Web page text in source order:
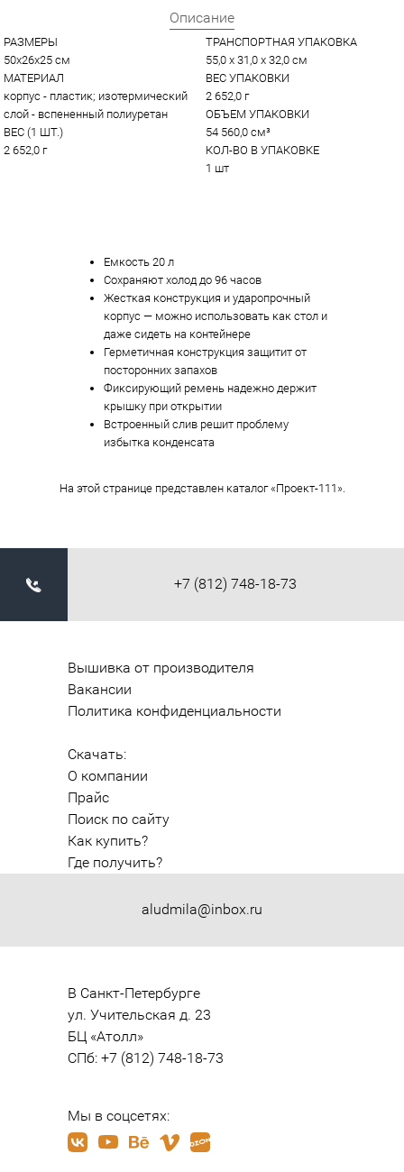
Описание
РАЗМЕРЫ
50х26х25 см
МАТЕРИАЛ
корпус - пластик; изотермический
слой - вспененный полиуретан
ВЕС (1 ШТ.)
2 652,0 г
ТРАНСПОРТНАЯ УПАКОВКА
55,0 x 31,0 x 32,0 см
ВЕС УПАКОВКИ
2 652,0 г
ОБЪЕМ УПАКОВКИ
54 560,0 см³
КОЛ-ВО В УПАКОВКЕ
1 шт
Емкость 20 л
Сохраняют холод до 96 часов
Жесткая конструкция и ударопрочный
корпус — можно использовать как стол и
даже сидеть на контейнере
Герметичная конструкция защитит от
посторонних запахов
Фиксирующий ремень надежно держит
крышку при открытии
Встроенный слив решит проблему
избытка конденсата
На этой странице представлен каталог «Проект-111».
+7 (812) 748-18-73
aludmila@inbox.ru
Вышивка от производителя
Вакансии
Политика конфиденциальности
Скачать:
О компании
Прайс
Поиск по сайту
Как купить?
Где получить?
В Санкт-Петербурге
ул. Учительская д. 23
БЦ «Атолл»
СПб: +7 (812) 748-18-73
Мы в соцсетях: